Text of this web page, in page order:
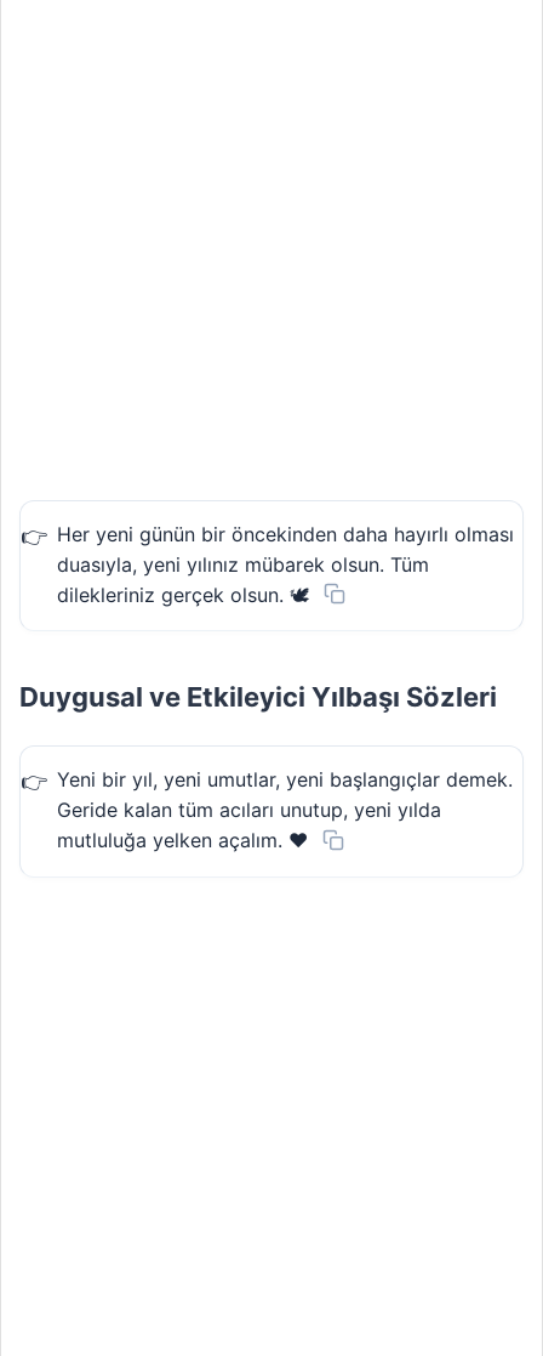
Her yeni günün bir öncekinden daha hayırlı olması
duasıyla, yeni yılınız mübarek olsun. Tüm
dilekleriniz gerçek olsun. 🕊️
Duygusal ve Etkileyici Yılbaşı Sözleri
Yeni bir yıl, yeni umutlar, yeni başlangıçlar demek.
Geride kalan tüm acıları unutup, yeni yılda
mutluluğa yelken açalım. ❤️